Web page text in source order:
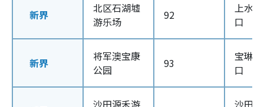
新界
北区石湖墟
游乐场
92
上水
口
新界
将军澳宝康
公园
93
宝琳
口
沙田源禾游
沙田